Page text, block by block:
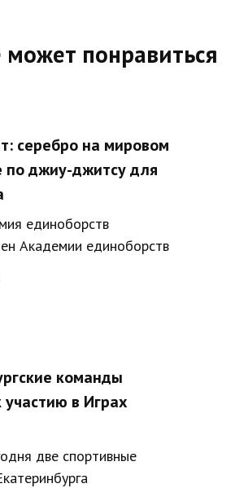
понравиться
серебро на мировом
по джиу-джитсу для
единоборств
Академии единоборств
команды
участию в Играх
две спортивные